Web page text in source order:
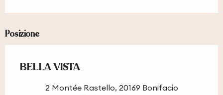
Posizione
BELLA VISTA
2 Montée Rastello, 20169 Bonifacio